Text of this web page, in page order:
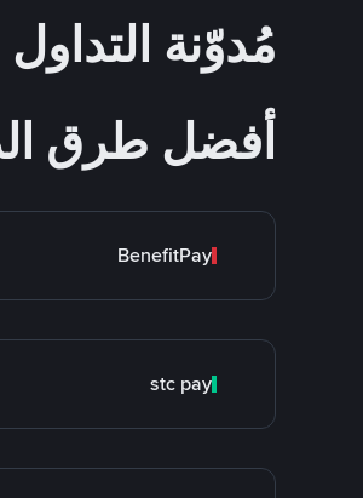
مُدوّنة
أفضل طرق
BenefitPay
stc pay